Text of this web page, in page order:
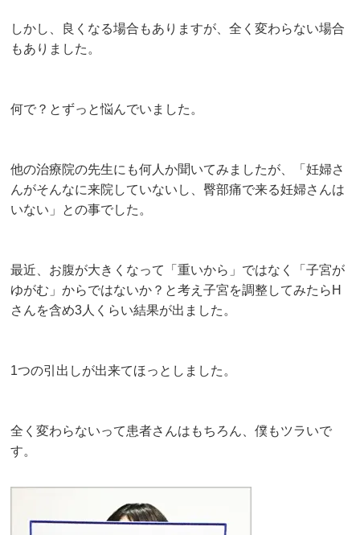
しかし、良くなる場合もありますが、全く変わらない場合
もありました。
何で？とずっと悩んでいました。
他の治療院の先生にも何人か聞いてみましたが、「妊婦さ
んがそんなに来院していないし、臀部痛で来る妊婦さんは
いない」との事でした。
最近、お腹が大きくなって「重いから」ではなく「子宮が
ゆがむ」からではないか？と考え子宮を調整してみたらH
さんを含め3人くらい結果が出ました。
1つの引出しが出来てほっとしました。
全く変わらないって患者さんはもちろん、僕もツラいで
す。